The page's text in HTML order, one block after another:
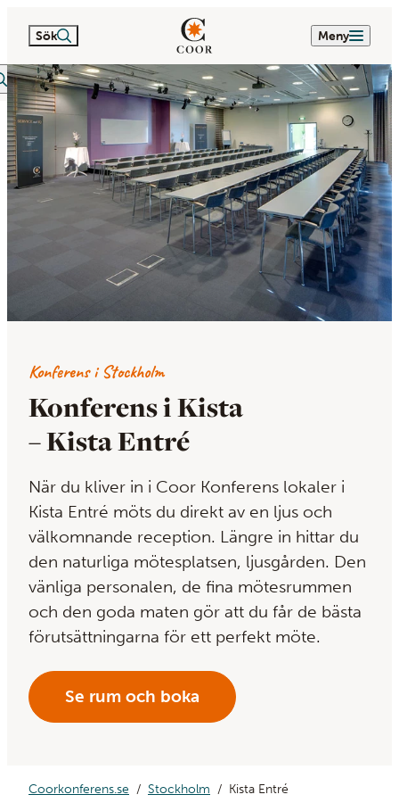
Sök Meny
Konferens i Stockholm
Konferens i Kista
– Kista Entré
När du kliver in i Coor Konferens lokaler i
Kista Entré möts du direkt av en ljus och
välkomnande reception. Längre in hittar du
den naturliga mötesplatsen, ljusgården. Den
vänliga personalen, de fina mötesrummen
och den goda maten gör att du får de bästa
förutsättningarna för ett perfekt möte.
Se rum och boka
Coorkonferens.se Stockholm Kista Entré